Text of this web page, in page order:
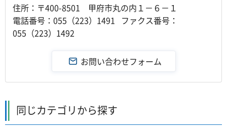
住所：〒400-8501 甲府市丸の内１－６－１
電話番号：055（223）1491 ファクス番号：
055（223）1492
同じカテゴリから探す